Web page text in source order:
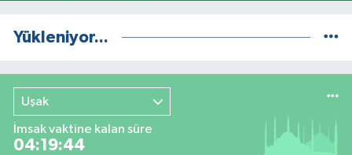
Yükleniyor...
Uşak
İmsak vaktine kalan süre
04:19:43